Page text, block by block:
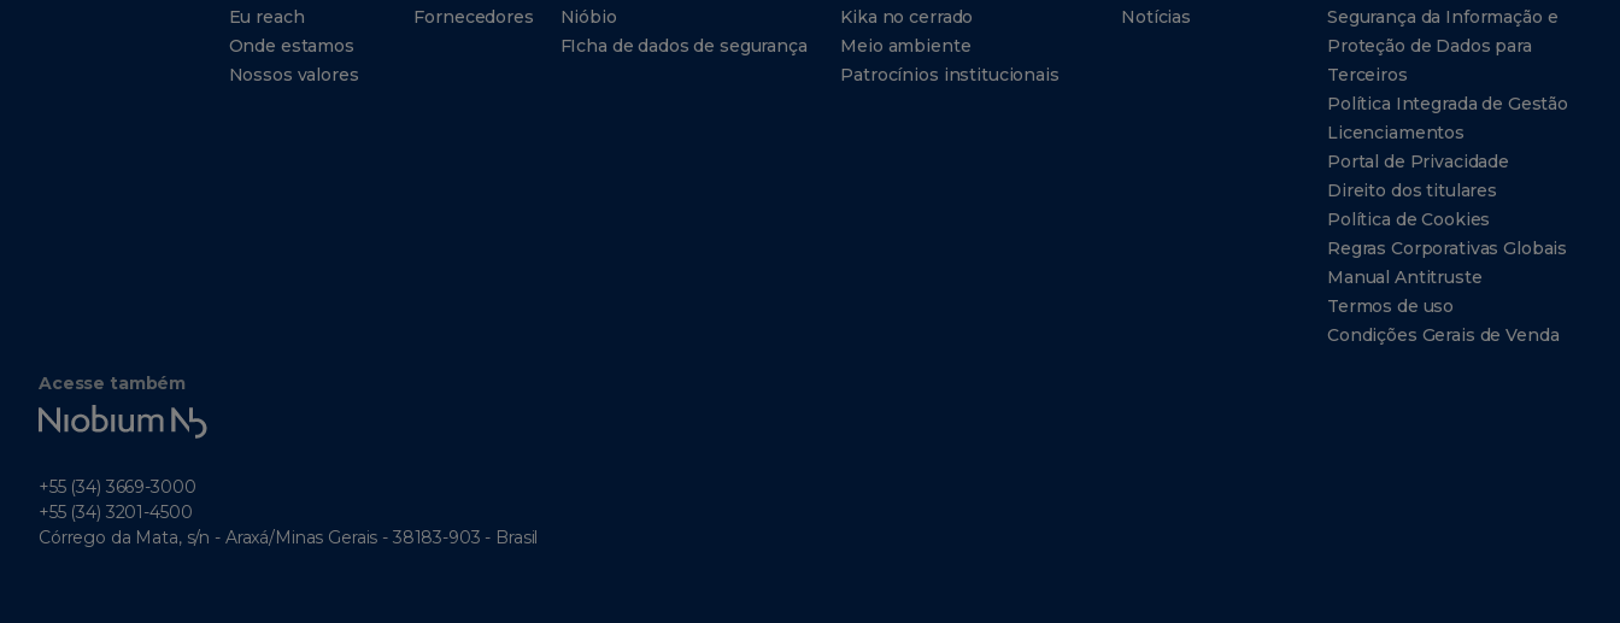
Eu reach
Onde estamos
Nossos valores
Fornecedores
Nióbio
FIcha de dados de segurança
Kika no cerrado
Meio ambiente
Patrocínios institucionais
Notícias
Segurança da Informação e
Proteção de Dados para
Terceiros
Política Integrada de Gestão
Licenciamentos
Portal de Privacidade
Direito dos titulares
Política de Cookies
Regras Corporativas Globais
Manual Antitruste
Termos de uso
Condições Gerais de Venda
Acesse também
Niobium
Tech
+55 (34) 3669-3000
+55 (34) 3201-4500
Córrego da Mata, s/n - Araxá/Minas Gerais - 38183-903 - Brasil